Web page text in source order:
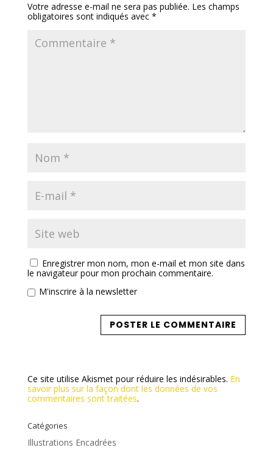
Votre adresse e-mail ne sera pas publiée. Les champs
obligatoires sont indiqués avec *
Enregistrer mon nom, mon e-mail et mon site dans
le navigateur pour mon prochain commentaire.
M'inscrire à la newsletter
Ce site utilise Akismet pour réduire les indésirables. En
savoir plus sur la façon dont les données de vos
commentaires sont traitées.
Catégories
Illustrations Encadrées